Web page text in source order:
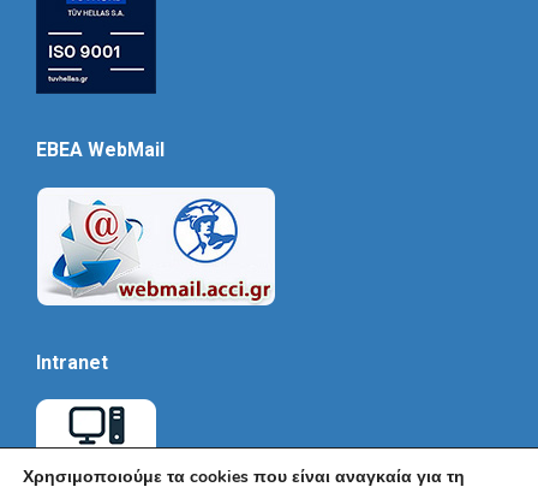
EBEA WebMail
Intranet
Χρησιμοποιούμε τα cookies που είναι αναγκαία για τη